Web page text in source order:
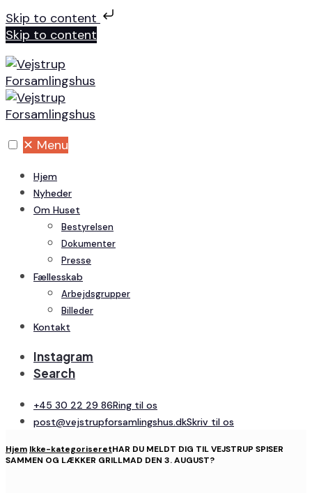
Skip to content
Skip to content
✕ Menu
Hjem
Nyheder
Om Huset
Bestyrelsen
Dokumenter
Presse
Fællesskab
Arbejdsgrupper
Billeder
Kontakt
Instagram
Search
+45 30 22 29 86Ring til os
post@vejstrupforsamlingshus.dkSkriv til os
Hjem Ikke-kategoriseretHAR DU MELDT DIG TIL VEJSTRUP SPISER
SAMMEN OG LÆKKER GRILLMAD DEN 3. AUGUST?